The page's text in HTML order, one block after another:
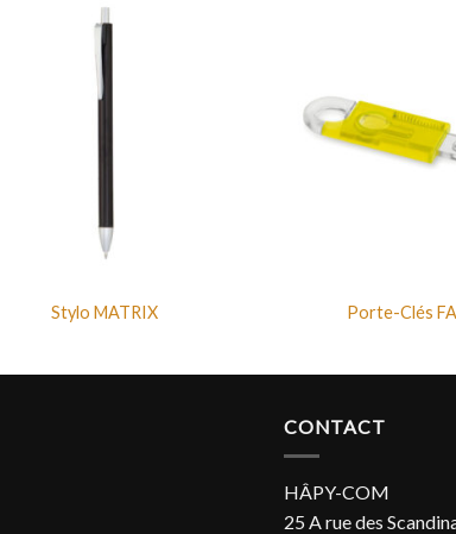
Stylo MATRIX Porte-Clés
CONTACT
HÂPY-COM
25 A rue des